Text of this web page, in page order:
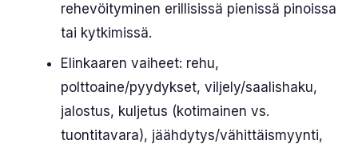
rehevöityminen erillisissä pienissä pinoissa
tai kytkimissä.
Elinkaaren vaiheet: rehu,
polttoaine/pyydykset, viljely/saalishaku,
jalostus, kuljetus (kotimainen vs.
tuontitavara), jäähdytys/vähittäismyynti,